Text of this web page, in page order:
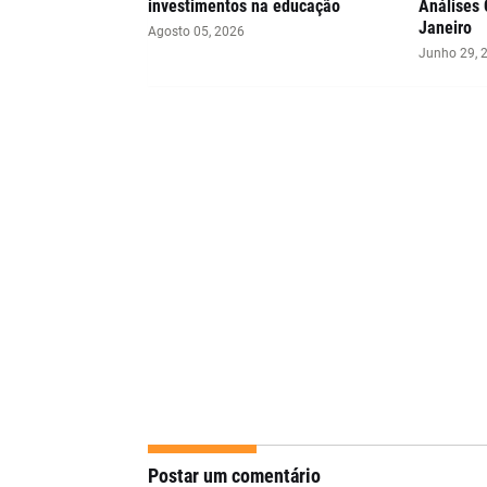
investimentos na educação
Agosto 05, 2026
Análises
Janeiro
Junho 29,
Postar um comentário